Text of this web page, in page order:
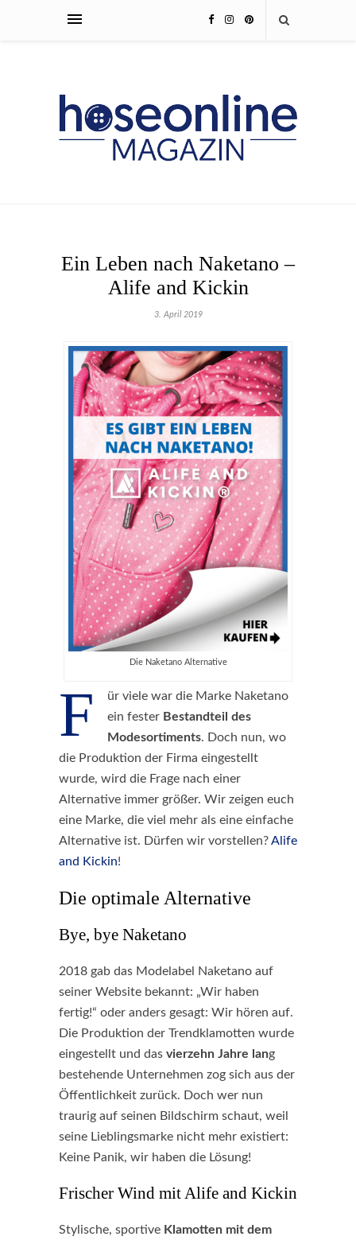
Ein Leben nach Naketano –
Alife and Kickin
3. April 2019
Die Naketano Alternative
F
ür viele war die Marke Naketano
ein fester Bestandteil des
Modesortiments. Doch nun, wo
die Produktion der Firma eingestellt
wurde, wird die Frage nach einer
Alternative immer größer. Wir zeigen euch
eine Marke, die viel mehr als eine einfache
Alternative ist. Dürfen wir vorstellen?Alife
and Kickin!
Die optimale Alternative
Bye, bye Naketano
2018 gab das Modelabel Naketano auf
seiner Website bekannt: „Wir haben
fertig!“ oder anders gesagt: Wir hören auf.
Die Produktion der Trendklamotten wurde
eingestellt und das vierzehn Jahre lang
bestehende Unternehmen zog sich aus der
Öffentlichkeit zurück. Doch wer nun
traurig auf seinen Bildschirm schaut, weil
seine Lieblingsmarke nicht mehr existiert:
Keine Panik, wir haben die Lösung!
Frischer Wind mit Alife and Kickin
Stylische, sportive Klamotten mit dem